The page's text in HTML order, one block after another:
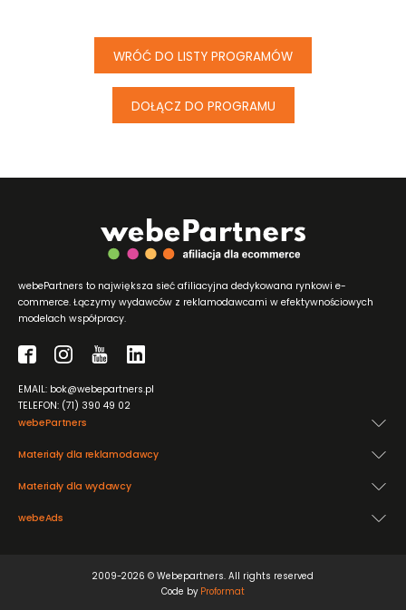
WRÓĆ DO LISTY PROGRAMÓW
DOŁĄCZ DO PROGRAMU
webePartners
Materiały dla reklamodawcy
Materiały dla wydawcy
webeAds
webePartners to największa sieć afiliacyjna dedykowana rynkowi e-
commerce. Łączymy wydawców z reklamodawcami w efektywnościowych
modelach współpracy.
EMAIL: bok@webepartners.pl
TELEFON: (71) 390 49 02
2009-2026 © Webepartners. All rights reserved
Code by Proformat